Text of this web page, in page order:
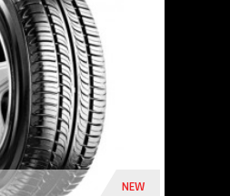
1 771 Dhs
NEW